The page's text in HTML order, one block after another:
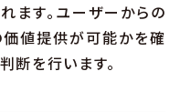
ます。ユーザーからの
価値提供が可能かを確
断を行います。